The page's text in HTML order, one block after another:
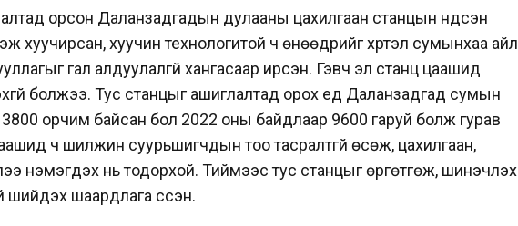
орсон Даланзадгадын дулааны цахилгаан станцын үндсэн
хуучирсан, хуучин технологитой ч өнөөдрийг хүртэл сумынхаа айл
гал алдуулалгүй хангасаар ирсэн. Гэвч эл станц цаашид
болжээ. Тус станцыг ашиглалтад орох үед Даланзадгад сумын
3800 орчим байсан бол 2022 оны байдлаар 9600 гаруй болж гурав
ч шилжин суурьшигчдын тоо тасралтгүй өсөж, цахилгаан,
нэмэгдэх нь тодорхой. Тиймээс тус станцыг өргөтгөж, шинэчлэх
шаардлага үүссэн.